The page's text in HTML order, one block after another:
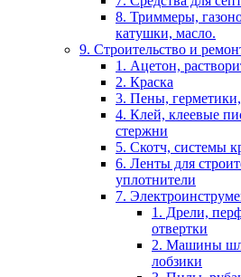
8. Триммеры,
катушки, масло.
9. Строительство и
1. Ацетон,
2. Краска
3. Пены,
4. Клей, клеевые
стержни
5. Скотч, системы
6. Ленты для
уплотнители
7.
1. Дрели,
отвертки
2. Машины
лобзики